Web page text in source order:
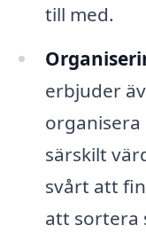
till med.
erbjuder
organisera
särskilt
svårt att
att sortera